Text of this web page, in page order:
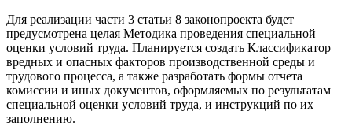
Для реализации части 3 статьи 8 законопроекта будет
предусмотрена целая Методика проведения специальной
оценки условий труда. Планируется создать Классификатор
вредных и опасных факторов производственной среды и
трудового процесса, а также разработать формы отчета
комиссии и иных документов, оформляемых по результатам
специальной оценки условий труда, и инструкций по их
заполнению.